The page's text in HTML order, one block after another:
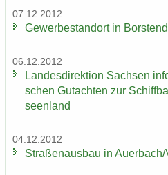
07.12.2012
Ge­wer­be­stand­ort in
06.12.2012
Lan­des­di­rek­ti­on Sach­sen
schen Gut­ach­ten zur
seen­land
04.12.2012
Stra­ßen­aus­bau in